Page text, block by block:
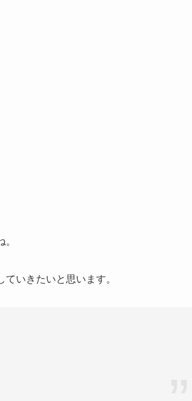
いきたいと思います。